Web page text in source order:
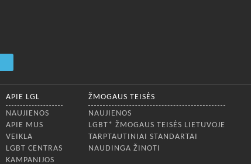
APIE LGL
NAUJIENOS
APIE MUS
VEIKLA
LGBT CENTRAS
KAMPANIJOS
ŽMOGAUS TEISĖS
NAUJIENOS
LGBT* ŽMOGAUS TEISĖS LIETUVOJE
TARPTAUTINIAI STANDARTAI
NAUDINGA ŽINOTI